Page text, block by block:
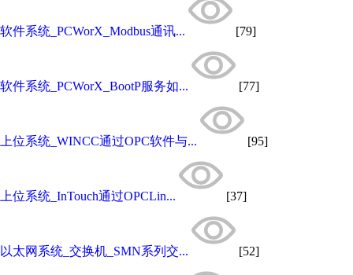
软件系统_PCWorX_Modbus通讯... [79]
软件系统_PCWorX_BootP服务如... [77]
上位系统_WINCC通过OPC软件与... [95]
上位系统_InTouch通过OPCLin... [37]
以太网系统_交换机_SMN系列交... [52]